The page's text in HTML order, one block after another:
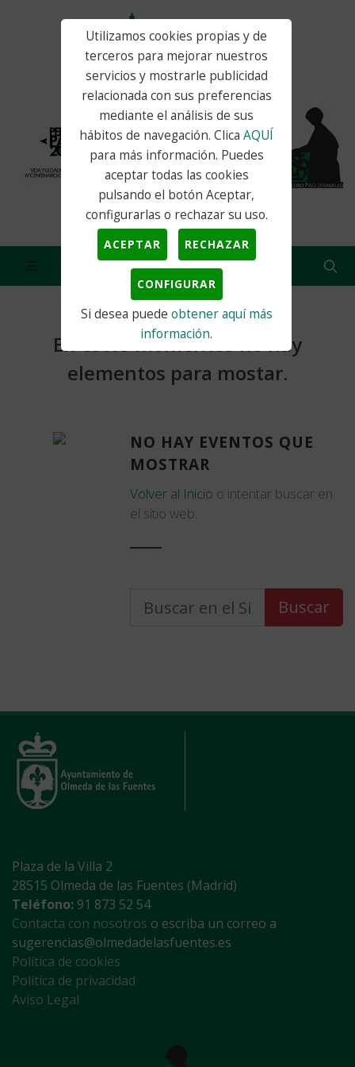
Utilizamos cookies propias y de
terceros para mejorar nuestros
servicios y mostrarle publicidad
relacionada con sus preferencias
mediante el análisis de sus
hábitos de navegación. ClicaAQUÍ
para más información. Puedes
aceptar todas las cookies
pulsando el botón Aceptar,
configurarlas o rechazar su uso.
ACEPTAR RECHAZAR
CONFIGURAR
Si desea puede obtener aquí más
información.
En estos momentos no hay
elementos para mostar.
NO HAY EVENTOS QUE
MOSTRAR
Volver al Inicio o intentar buscar en
el sitio web.
Buscar
Plaza de la Villa 2
28515 Olmeda de las Fuentes (Madrid)
Teléfono: 91 873 52 54
Contacta con nosotros o escriba un correo a
sugerencias@olmedadelasfuentes.es
Política de cookies
Política de privacidad
Aviso Legal